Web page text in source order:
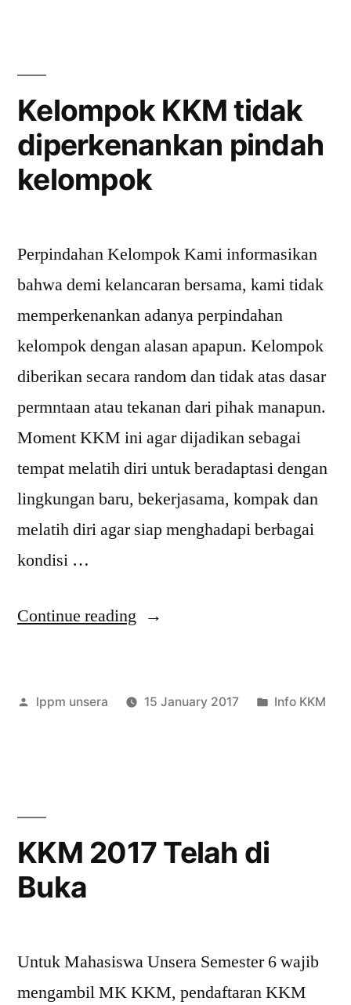
Kelompok KKM tidak
diperkenankan pindah
kelompok
Perpindahan Kelompok Kami informasikan
bahwa demi kelancaran bersama, kami tidak
memperkenankan adanya perpindahan
kelompok dengan alasan apapun. Kelompok
diberikan secara random dan tidak atas dasar
permntaan atau tekanan dari pihak manapun.
Moment KKM ini agar dijadikan sebagai
tempat melatih diri untuk beradaptasi dengan
lingkungan baru, bekerjasama, kompak dan
melatih diri agar siap menghadapi berbagai
kondisi …
Continue reading “Kelompok
diperkenankan
Posted
lppm unsera 15 January 2017
Posted
Info KKM
KKM 2017 Telah di
Buka
Untuk Mahasiswa Unsera Semester 6 wajib
mengambil MK KKM, pendaftaran KKM